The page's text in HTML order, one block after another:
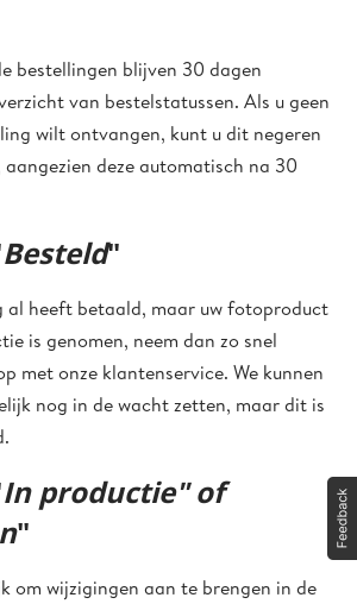
bestellingen blijven 30 dagen
van bestelstatussen. Als u geen
wilt ontvangen, kunt u dit negeren
deze automatisch na 30
Besteld"
al heeft betaald, maar uw fotoproduct
is genomen, neem dan zo snel
met onze klantenservice. We kunnen
nog in de wacht zetten, maar dit is
In productie" of
"
om wijzigingen aan te brengen in de